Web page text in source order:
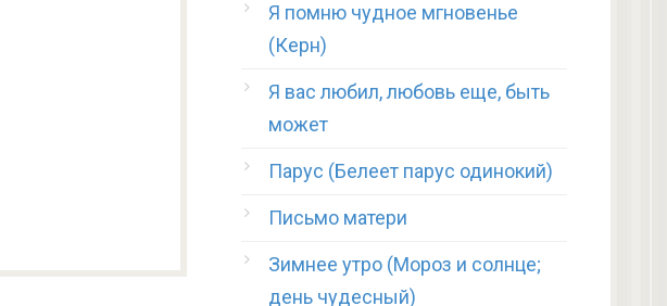
Я помню чудное мгновенье
(Керн)
Я вас любил, любовь еще, быть
может
Парус (Белеет парус одинокий)
Письмо матери
Зимнее утро (Мороз и солнце;
день чудесный)